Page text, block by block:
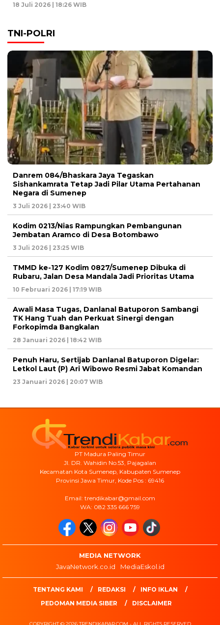
18 Juli 2026 | 18:26 WIB
TNI-POLRI
Danrem 084/Bhaskara Jaya Tegaskan
Sishankamrata Tetap Jadi Pilar Utama Pertahanan
Negara di Sumenep
3 Juli 2026 | 23:40 WIB
Kodim 0213/Nias Rampungkan Pembangunan
Jembatan Aramco di Desa Botombawo
3 Juli 2026 | 23:25 WIB
TMMD ke-127 Kodim 0827/Sumenep Dibuka di
Rubaru, Jalan Desa Mandala Jadi Prioritas Utama
10 Februari 2026 | 17:19 WIB
Awali Masa Tugas, Danlanal Batuporon Sambangi
TK Hang Tuah dan Perkuat Sinergi dengan
Forkopimda Bangkalan
28 Januari 2026 | 18:42 WIB
Penuh Haru, Sertijab Danlanal Batuporon Digelar:
Letkol Laut (P) Ari Wibowo Resmi Jabat Komandan
23 Januari 2026 | 20:07 WIB
PT Madura Paling Timur
Jl. DR. Wahidin No.53, Pajagalan
Kecamatan Kota Sumenep, Kabupaten Sumenep
Provinsi Jawa Timur, Kode Pos : 69416
Email: trendikabar@gmail.com
WA: 082 335 666 759
MEDIA NETWORK
JavaNetwork.co.id
MediaEskol.id
TENTANG KAMI REDAKSI
INFO IKLAN
PEDOMAN MEDIA SIBER
DISCLAIMER
COPYRIGHT © 2026 TRENDIKABAR.COM - ALL RIGHTS RESERVED